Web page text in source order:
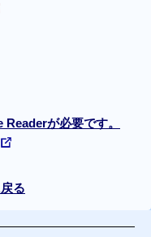
が必要です。
る